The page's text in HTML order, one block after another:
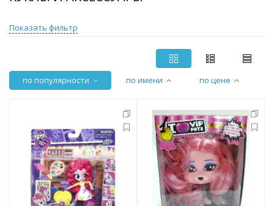
Показать фильтр
по популярности по имени по цене